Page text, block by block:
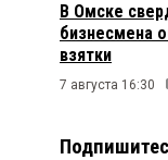
В Омске
бизнесмена
взятки
7 августа 16:30